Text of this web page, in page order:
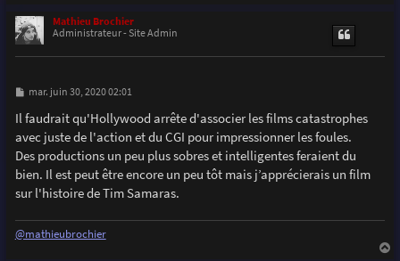
Mathieu Brochier
Administrateur - Site Admin
M
s
s
a
e
mar. juin 30, 2020 02:01
Il faudrait qu'Hollywood arrête d'associer les films catastrophes
avec juste de l'action et du CGI pour impressionner les foules.
Des productions un peu plus sobres et intelligentes feraient du
bien. Il est peut être encore un peu tôt mais j’apprécierais un film
sur l'histoire de Tim Samaras.
@mathieubrochier